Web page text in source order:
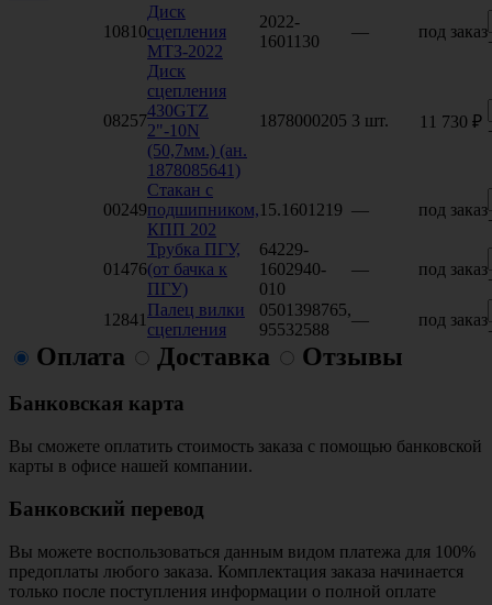
10810
Диск
сцепления
МТЗ-2022
2022-
1601130
— под заказ
08257
Диск
сцепления
430GTZ
2"-10N
(50,7мм.) (ан.
1878085641)
1878000205 3 шт. 11 730 ₽
00249
Стакан с
подшипником,
КПП 202
15.1601219 — под заказ
01476
Трубка ПГУ,
(от бачка к
ПГУ)
64229-
1602940-
010
— под заказ
12841
Палец вилки
сцепления
0501398765,
95532588
— под заказ
Оплата Доставка Отзывы
Банковская карта
Вы сможете оплатить стоимость заказа с помощью банковской
карты в офисе нашей компании.
Банковский перевод
Вы можете воспользоваться данным видом платежа для 100%
предоплаты любого заказа. Комплектация заказа начинается
только после поступления информации о полной оплате